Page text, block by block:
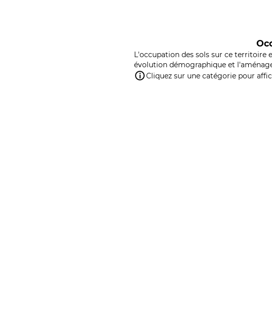
L'occupation des sols sur ce territoire
évolution démographique et
Cliquez sur une catégorie pour